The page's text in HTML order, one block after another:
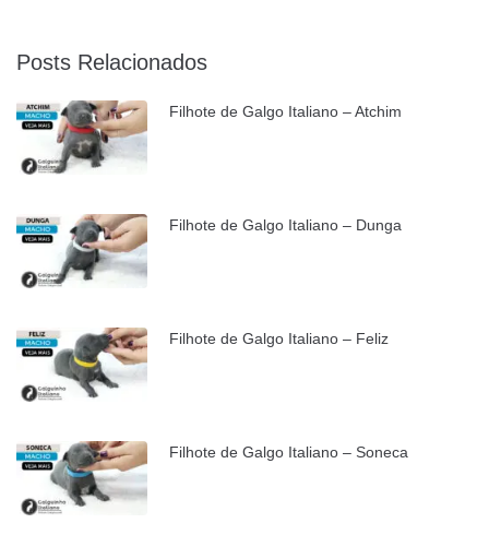
Posts Relacionados
Filhote de Galgo Italiano – Atchim
Filhote de Galgo Italiano – Dunga
Filhote de Galgo Italiano – Feliz
Filhote de Galgo Italiano – Soneca